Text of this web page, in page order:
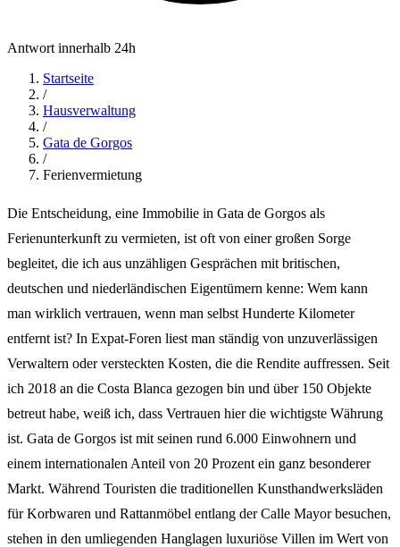
Antwort innerhalb 24h
Startseite
/
Hausverwaltung
/
Gata de Gorgos
/
Ferienvermietung
Die Entscheidung, eine Immobilie in Gata de Gorgos als
Ferienunterkunft zu vermieten, ist oft von einer großen Sorge
begleitet, die ich aus unzähligen Gesprächen mit britischen,
deutschen und niederländischen Eigentümern kenne: Wem kann
man wirklich vertrauen, wenn man selbst Hunderte Kilometer
entfernt ist? In Expat-Foren liest man ständig von unzuverlässigen
Verwaltern oder versteckten Kosten, die die Rendite auffressen. Seit
ich 2018 an die Costa Blanca gezogen bin und über 150 Objekte
betreut habe, weiß ich, dass Vertrauen hier die wichtigste Währung
ist. Gata de Gorgos ist mit seinen rund 6.000 Einwohnern und
einem internationalen Anteil von 20 Prozent ein ganz besonderer
Markt. Während Touristen die traditionellen Kunsthandwerksläden
für Korbwaren und Rattanmöbel entlang der Calle Mayor besuchen,
stehen in den umliegenden Hanglagen luxuriöse Villen im Wert von